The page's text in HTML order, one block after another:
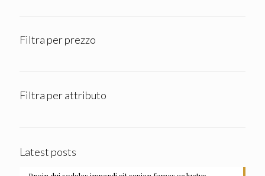
Filtra per prezzo
Filtra per attributo
Latest posts